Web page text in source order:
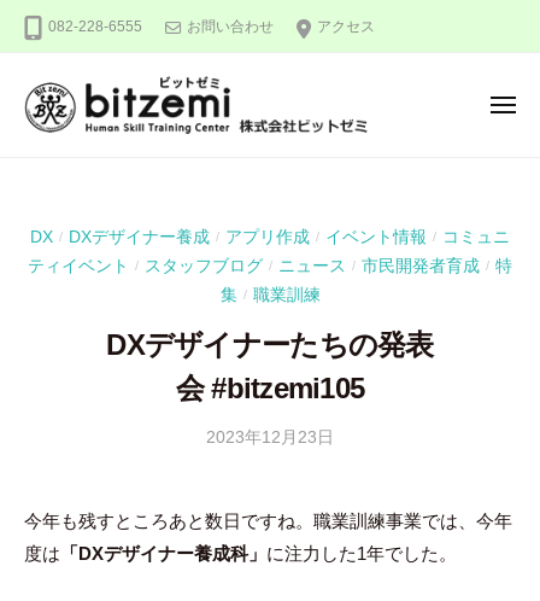
082-228-6555 お問い合わせ アクセス
社
を
究
メ
DX / DXデザイナー養成 / アプリ作成 / イベント情報 / コミュニ
ティイベント
/ スタッフブログ / ニュース / 市民開発者育成 / 特
集 / 職業訓練
DXデザイナーたちの発表
会 #bitzemi105
2023年12月23日
田
豪
今年も残すところあと数日ですね。職業訓練事業では、今年
度は 「DXデザイナー養成科」 に注力した1年でした。
会
社
ビ
ミ